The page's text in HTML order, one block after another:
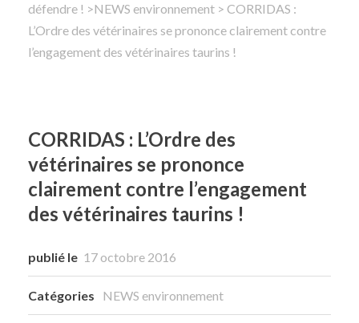
Rechercher
défendre ! >NEWS environnement > CORRIDAS :
L’Ordre des vétérinaires se prononce clairement contre
l’engagement des vétérinaires taurins !
CORRIDAS : L’Ordre des
vétérinaires se prononce
clairement contre l’engagement
des vétérinaires taurins !
publié le 17 octobre 2016
Catégories NEWS environnement